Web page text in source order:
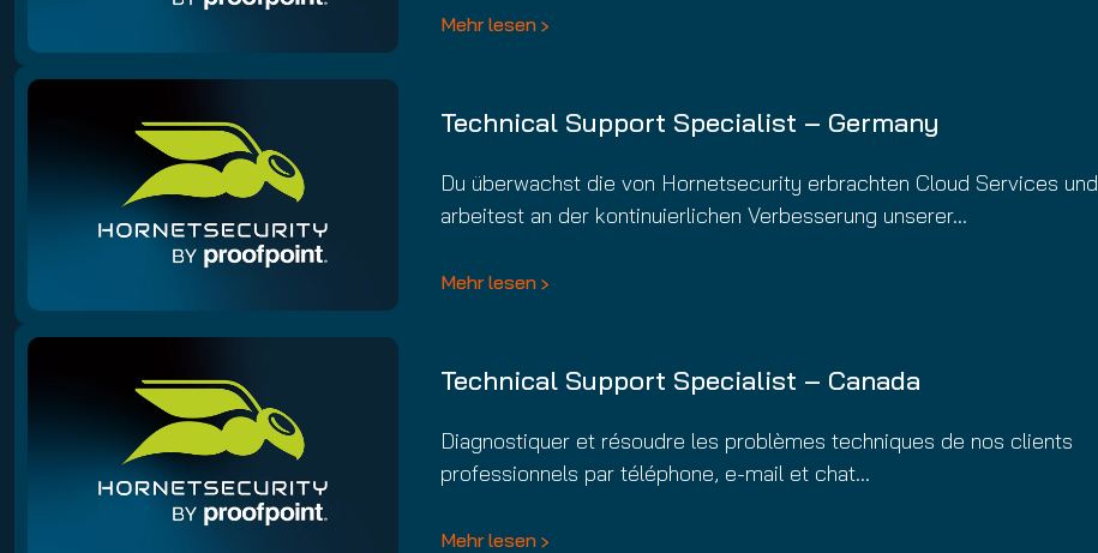
Mehr lesen
Technical Support Specialist – Germany
Du überwachst die von Hornetsecurity erbrachten Cloud Services und
arbeitest an der kontinuierlichen Verbesserung unserer…
Mehr lesen
Technical Support Specialist – Canada
Diagnostiquer et résoudre les problèmes techniques de nos clients
professionnels par téléphone, e-mail et chat…
Mehr lesen